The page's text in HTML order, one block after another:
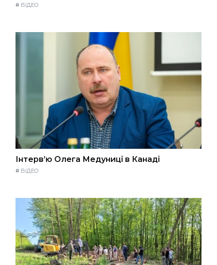
# ВІДЕО
Інтерв’ю Олега Медуниці в Канаді
# ВІДЕО